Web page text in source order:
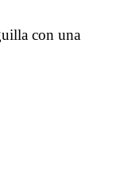
con una